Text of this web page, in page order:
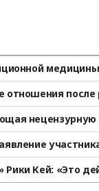
начали
отношения
ходьбы»
Чанхун: «Это ад»
за участие,
объёме».
Кей: «Это
не инклюзия,